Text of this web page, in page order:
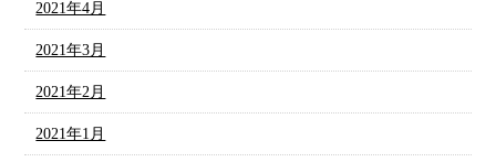
2021年4月
2021年3月
2021年2月
2021年1月